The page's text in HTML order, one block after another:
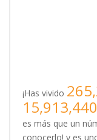
¡Has vivido
15,913,440
es más que un
conocerlo! y es